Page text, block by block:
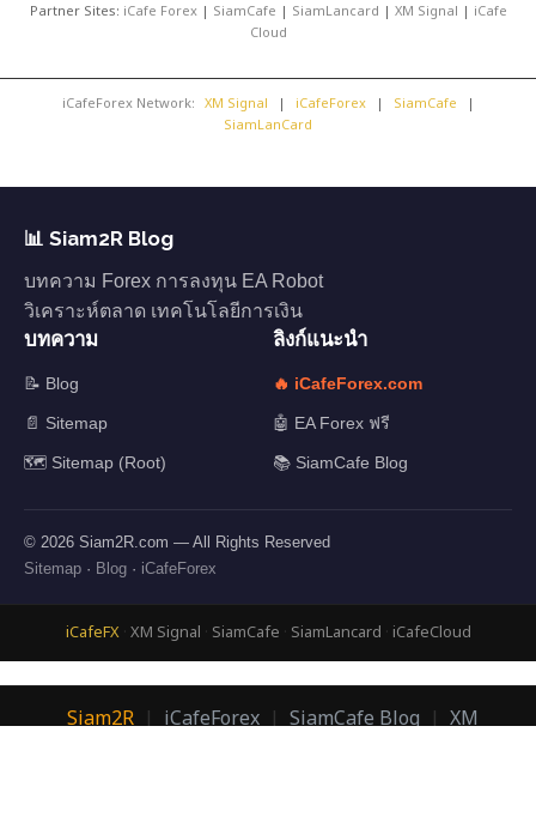
Partner Sites: iCafe Forex| SiamCafe | SiamLancard | XM Signal | iCafe
Cloud
iCafeForex Network: XM Signal | iCafeForex | SiamCafe
|
SiamLanCard
📊 Siam2R Blog
บทความ Forex การลงทุน EA Robot
วิเคราะห์ตลาด เทคโนโลยีการเงิน
บทความ
📝 Blog
📄 Sitemap
🗺️ Sitemap (Root)
ลิงก์แนะนำ
🔥 iCafeForex.com
🤖 EA Forex ฟรี
📚 SiamCafe Blog
© 2026 Siam2R.com — All Rights Reserved
Sitemap · Blog · iCafeForex
iCafeFX· XM Signal · SiamCafe · SiamLancard · iCafeCloud
Siam2R | iCafeForex | SiamCafe Blog | XM